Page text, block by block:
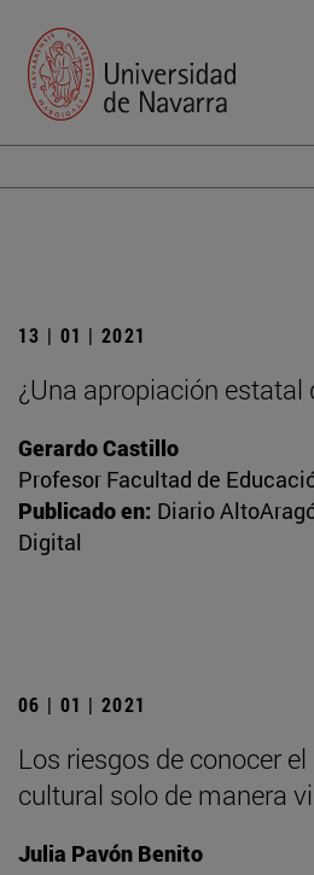
13 | 01 | 2021
¿Una apropiación estatal
Gerardo Castillo
Profesor Facultad de
Publicado en: Diario
Digital
06 | 01 | 2021
Los riesgos de conocer
cultural solo de manera
Julia Pavón Benito